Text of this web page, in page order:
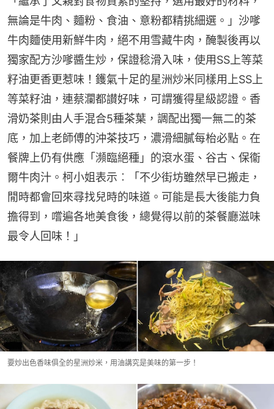
無論是牛肉、麵粉、食油、意粉都精挑細選。」沙嗲
牛肉麵使用新鮮牛肉，絕不用雪藏牛肉，醃製後再以
獨家配方沙嗲醬生炒，保證稔滑入味，使用SS上等菜
籽油更香更惹味！鑊氣十足的星洲炒米同樣用上SS上
等菜籽油，連蔡瀾都讃好味，可謂獲得星級認證。香
滑奶茶則由人手混合5種茶葉，調配出獨一無二的茶
底，加上老師傅的沖茶技巧，濃滑細膩每枱必點。在
餐牌上仍有供應「瀕臨絕種」的滾水蛋、谷古、保衞
爾牛肉汁。柯小姐表示︰「不少街坊雖然早已搬走，
閒時都會回來尋找兒時的味道。可能是長大後能力負
擔得到，嚐遍各地美食後，總覺得以前的茶餐廳滋味
最令人回味！」
要炒出色香味俱全的星洲炒米，用油講究是美味的第一步！